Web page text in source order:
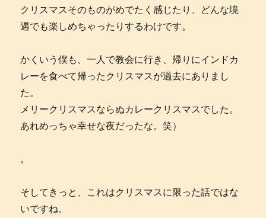
クリスマスそのものがめでたく感じたり、どんな境
遇でも楽しめちゃったりするわけです。
かくいう僕も、一人で教会に行き、帰りにインドカ
レーを食べて帰ったクリスマスが過去にありまし
た。
メリークリスマスならぬカレークリスマスでした。
あれめっちゃ幸せな夜だったな。笑）
。
そしてきっと、これはクリスマスに限った話ではな
いですね。